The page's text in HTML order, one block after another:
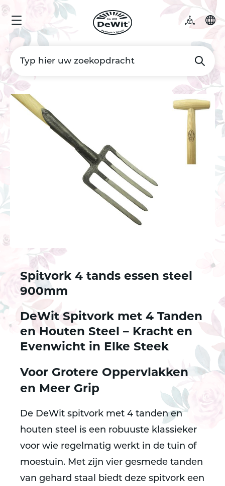
Spitvork 4 tands essen steel
900mm
DeWit Spitvork met 4 Tanden
en Houten Steel – Kracht en
Evenwicht in Elke Steek
Voor Grotere Oppervlakken
en Meer Grip
De DeWit spitvork met 4 tanden en
houten steel is een robuuste klassieker
voor wie regelmatig werkt in de tuin of
moestuin. Met zijn vier gesmede tanden
van gehard staal biedt deze spitvork een